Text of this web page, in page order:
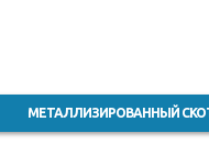
МЕТАЛЛИЗИРОВАННЫЙ